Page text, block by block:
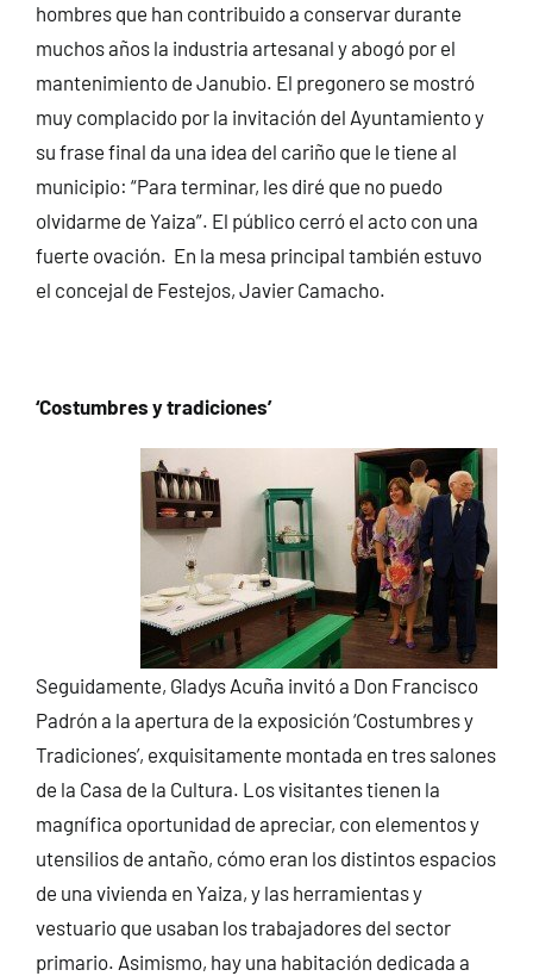
hombres que han contribuido a conservar durante
muchos años la industria artesanal y abogó por el
mantenimiento de Janubio. El pregonero se mostró
muy complacido por la invitación del Ayuntamiento y
su frase final da una idea del cariño que le tiene al
municipio: “Para terminar, les diré que no puedo
olvidarme de Yaiza”. El público cerró el acto con una
fuerte ovación. En la mesa principal también estuvo
el concejal de Festejos, Javier Camacho.
‘Costumbres y tradiciones’
Seguidamente, Gladys Acuña invitó a Don Francisco
Padrón a la apertura de la exposición ‘Costumbres y
Tradiciones’, exquisitamente montada en tres salones
de la Casa de la Cultura. Los visitantes tienen la
magnífica oportunidad de apreciar, con elementos y
utensilios de antaño, cómo eran los distintos espacios
de una vivienda en Yaiza, y las herramientas y
vestuario que usaban los trabajadores del sector
primario. Asimismo, hay una habitación dedicada a